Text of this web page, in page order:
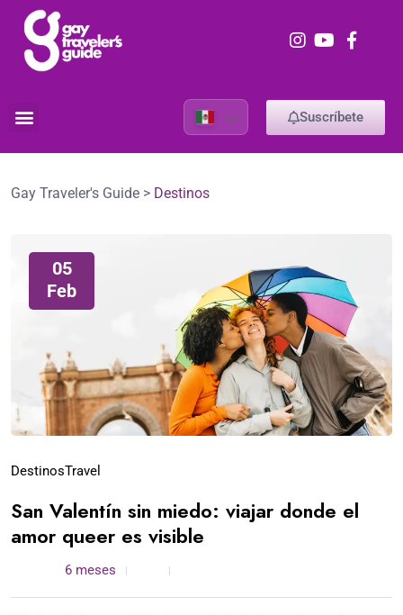
Suscríbete
Gay Traveler's Guide > Destinos
05
Feb
DestinosTravel
San Valentín sin miedo: viajar donde el
amor queer es visible
6 meses